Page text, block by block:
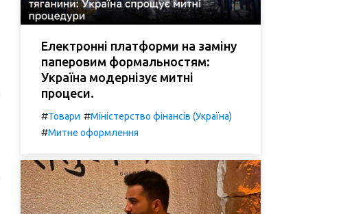
Електронні платформи на заміну
паперовим формальностям:
Україна модернізує митні
процеси.
#Товари #Міністерство фінансів (Україна)
#Митне оформлення